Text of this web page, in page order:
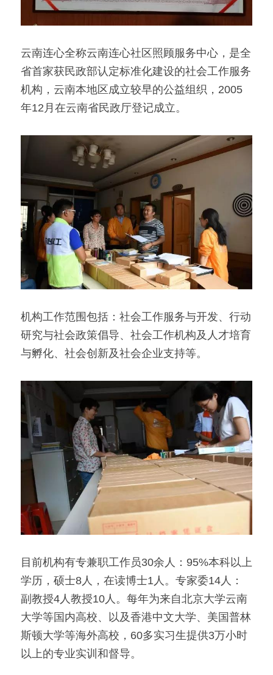
云南连心全称云南连心社区照顾服务中心，是全
省首家获民政部认定标准化建设的社会工作服务
机构，云南本地区成立较早的公益组织，2005
年12月在云南省民政厅登记成立。
机构工作范围包括：社会工作服务与开发、行动
研究与社会政策倡导、社会工作机构及人才培育
与孵化、社会创新及社会企业支持等。
目前机构有专兼职工作员30余人：95%本科以上
学历，硕士8人，在读博士1人。专家委14人：
副教授4人教授10人。每年为来自北京大学云南
大学等国内高校、以及香港中文大学、美国普林
斯顿大学等海外高校，60多实习生提供3万小时
以上的专业实训和督导。